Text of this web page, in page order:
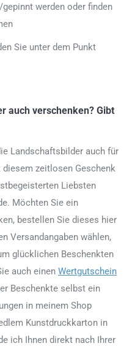
werden oder finden
Sie unter dem Punkt
auch verschenken? Gibt
Landschaftsbilder auch für
zeitlosen Geschenk
Liebsten
Möchten Sie ein
bestellen Sie dieses hier
Versandangaben wählen,
glücklichen Beschenkten
auch einen Wertgutschein
Beschenkte selbst ein
in meinem Shop
Kunstdruckkarton in
ich Ihnen direkt nach Ihrer